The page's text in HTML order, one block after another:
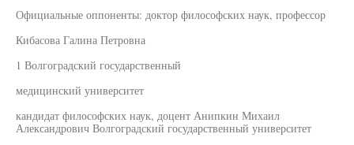
Официальные оппоненты: доктор философских наук, профессор
Кибасова Галина Петровна
1 Волгоградский государственный
медицинский университет
кандидат философских наук, доцент Анипкин Михаил
Александрович Волгоградский государственный университет